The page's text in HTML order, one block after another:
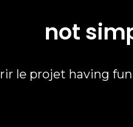
not
le projet having fun